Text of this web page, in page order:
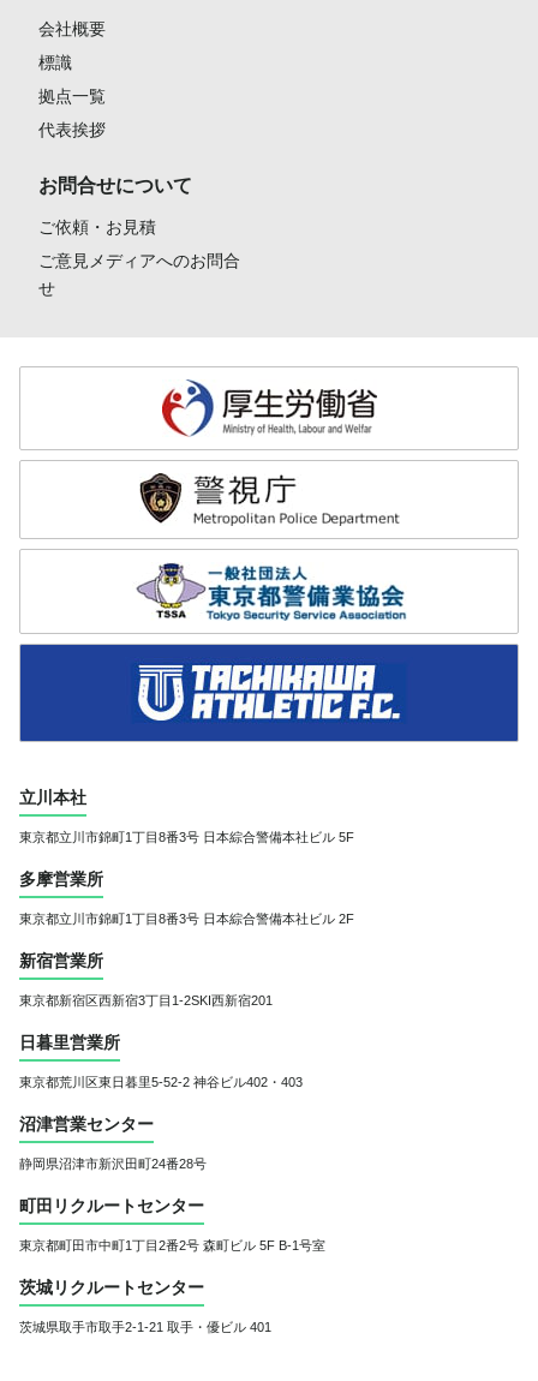
会社概要
標識
拠点一覧
代表挨拶
お問合せについて
ご依頼・お見積
ご意見メディアへのお問合
せ
立川本社
東京都立川市錦町1丁目8番3号 日本綜合警備本社ビル 5F
多摩営業所
東京都立川市錦町1丁目8番3号 日本綜合警備本社ビル 2F
新宿営業所
東京都新宿区西新宿3丁目1-2SKI西新宿201
日暮里営業所
東京都荒川区東日暮里5-52-2 神谷ビル402・403
沼津営業センター
静岡県沼津市新沢田町24番28号
町田リクルートセンター
東京都町田市中町1丁目2番2号 森町ビル 5F B-1号室
茨城リクルートセンター
茨城県取手市取手2-1-21 取手・優ビル 401